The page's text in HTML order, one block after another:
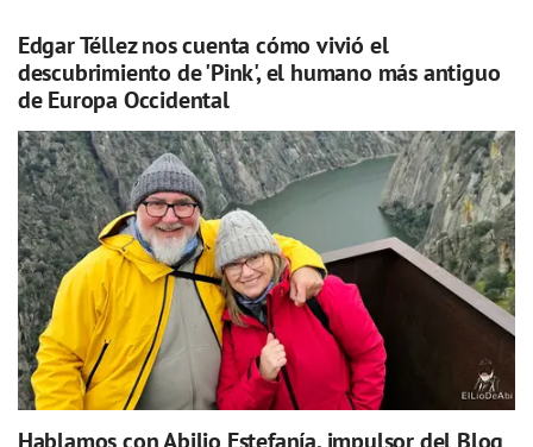
Edgar Téllez nos cuenta cómo vivió el
descubrimiento de 'Pink', el humano más antiguo
de Europa Occidental